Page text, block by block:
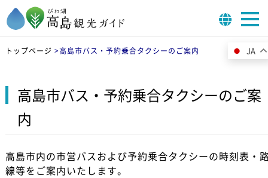
トップページ >高島市バス・予約乗合タクシーのご案内
高島市バス・予約乗合タクシーのご案
内
高島市内の市営バスおよび予約乗合タクシーの時刻表・
線等をご案内いたします。
JA